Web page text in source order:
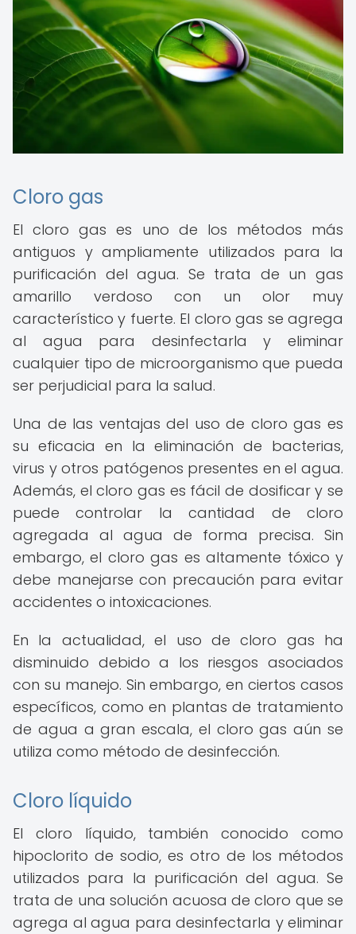
Cloro gas
El cloro gas es uno de los métodos más
antiguos y ampliamente utilizados para la
purificación del agua. Se trata de un gas
amarillo verdoso con un olor muy
característico y fuerte. El cloro gas se agrega
al agua para desinfectarla y eliminar
cualquier tipo de microorganismo que pueda
ser perjudicial para la salud.
Una de las ventajas del uso de cloro gas es
su eficacia en la eliminación de bacterias,
virus y otros patógenos presentes en el agua.
Además, el cloro gas es fácil de dosificar y se
puede controlar la cantidad de cloro
agregada al agua de forma precisa. Sin
embargo, el cloro gas es altamente tóxico y
debe manejarse con precaución para evitar
accidentes o intoxicaciones.
En la actualidad, el uso de cloro gas ha
disminuido debido a los riesgos asociados
con su manejo. Sin embargo, en ciertos casos
específicos, como en plantas de tratamiento
de agua a gran escala, el cloro gas aún se
utiliza como método de desinfección.
Cloro líquido
El cloro líquido, también conocido como
hipoclorito de sodio, es otro de los métodos
utilizados para la purificación del agua. Se
trata de una solución acuosa de cloro que se
agrega al agua para desinfectarla y eliminar